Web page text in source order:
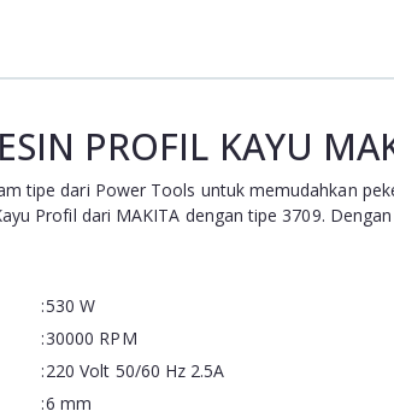
PROFIL KAYU
tipe dari Power Tools untuk memudahkan
Profil dari MAKITA dengan tipe 3709.
:530 W
:30000 RPM
:220 Volt 50/60 Hz 2.5A
:6 mm